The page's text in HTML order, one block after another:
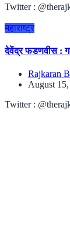
Twitter :
महाराष्ट्र
देवेंद्र फडणवीस :
Rajkaran
August
Twitter :